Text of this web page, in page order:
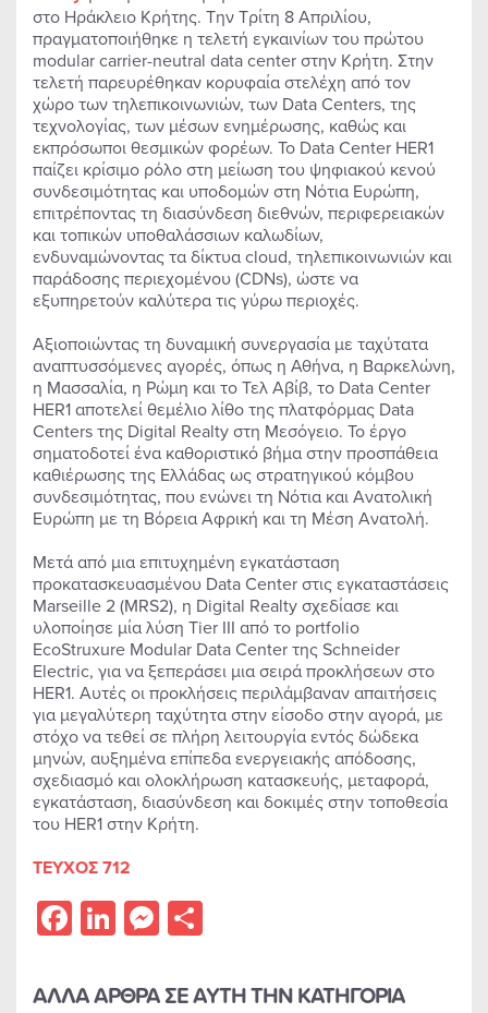
στο Ηράκλειο Κρήτης. Την Τρίτη 8 Απριλίου,
πραγματοποιήθηκε η τελετή εγκαινίων του πρώτου
modular carrier-neutral data center στην Κρήτη. Στην
τελετή παρευρέθηκαν κορυφαία στελέχη από τον
χώρο των τηλεπικοινωνιών, των Data Centers, της
τεχνολογίας, των μέσων ενημέρωσης, καθώς και
εκπρόσωποι θεσμικών φορέων. Το Data Center HER1
παίζει κρίσιμο ρόλο στη μείωση του ψηφιακού κενού
συνδεσιμότητας και υποδομών στη Νότια Ευρώπη,
επιτρέποντας τη διασύνδεση διεθνών, περιφερειακών
και τοπικών υποθαλάσσιων καλωδίων,
ενδυναμώνοντας τα δίκτυα cloud, τηλεπικοινωνιών και
παράδοσης περιεχομένου (CDNs), ώστε να
εξυπηρετούν καλύτερα τις γύρω περιοχές.
Αξιοποιώντας τη δυναμική συνεργασία με ταχύτατα
αναπτυσσόμενες αγορές, όπως η Αθήνα, η Βαρκελώνη,
η Μασσαλία, η Ρώμη και το Τελ Αβίβ, το Data Center
HER1 αποτελεί θεμέλιο λίθο της πλατφόρμας Data
Centers της Digital Realty στη Μεσόγειο. Το έργο
σηματοδοτεί ένα καθοριστικό βήμα στην προσπάθεια
καθιέρωσης της Ελλάδας ως στρατηγικού κόμβου
συνδεσιμότητας, που ενώνει τη Νότια και Ανατολική
Ευρώπη με τη Βόρεια Αφρική και τη Μέση Ανατολή.
Μετά από μια επιτυχημένη εγκατάσταση
προκατασκευασμένου Data Center στις εγκαταστάσεις
Marseille 2 (MRS2), η Digital Realty σχεδίασε και
υλοποίησε μία λύση Tier III από το portfolio
EcoStruxure Modular Data Center της Schneider
Electric, για να ξεπεράσει μια σειρά προκλήσεων στο
HER1. Αυτές οι προκλήσεις περιλάμβαναν απαιτήσεις
για μεγαλύτερη ταχύτητα στην είσοδο στην αγορά, με
στόχο να τεθεί σε πλήρη λειτουργία εντός δώδεκα
μηνών, αυξημένα επίπεδα ενεργειακής απόδοσης,
σχεδιασμό και ολοκλήρωση κατασκευής, μεταφορά,
εγκατάσταση, διασύνδεση και δοκιμές στην τοποθεσία
του HER1 στην Κρήτη.
ΤΕΥΧΟΣ 712
Facebook
LinkedIn
Messenger
ΑΛΛΑ ΑΡΘΡΑ ΣΕ ΑΥΤΗ ΤΗΝ ΚΑΤΗΓΟΡΙΑ